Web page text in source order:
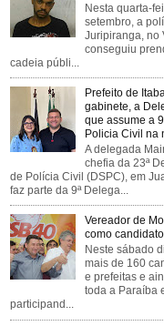
Nesta quarta-
setembro, a
Juripiranga, no
conseguiu
cadeia públi...
Prefeito de
gabinete, a
que assume a
Policia Civil na
A delegada
chefia da 23ª
de Polícia Civil (DSPC), em
faz parte da 9ª Delega...
Vereador de
como
Neste sábado
mais de 160
e prefeitas e
toda a Paraíba
participand...